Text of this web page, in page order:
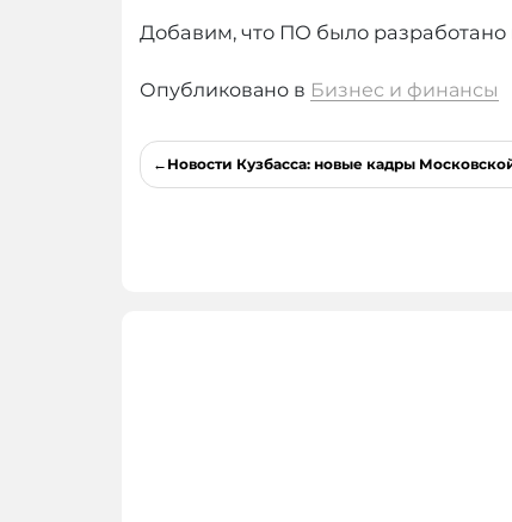
Добавим, что ПО было разработано
Опубликовано в Бизнес и финансы
Навигация
по
Новости Кузбасса: новые кадры